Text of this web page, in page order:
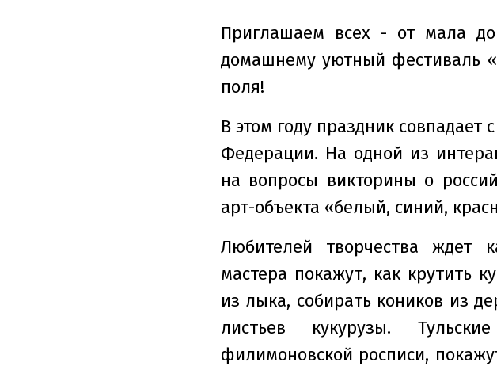
Приглашаем всех - от мала
домашнему уютный фестиваль
поля!
В этом году праздник совпадает
Федерации. На одной из
на вопросы викторины о
арт-объекта «белый, синий,
Любителей творчества ждет
мастера покажут, как крутить
из лыка, собирать коников из
листьев кукурузы.
филимоновской росписи,